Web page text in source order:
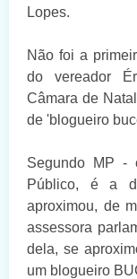
Lopes.
Não foi a
do vereador
Câmara de
de 'blogueiro
Segundo MP -
Público, é a
aproximou, de
assessora
dela, se
um blogueiro